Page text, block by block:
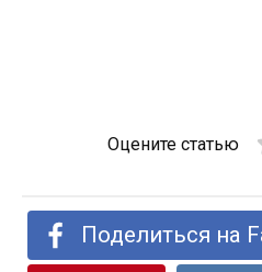
Оцените статью
Поделиться на